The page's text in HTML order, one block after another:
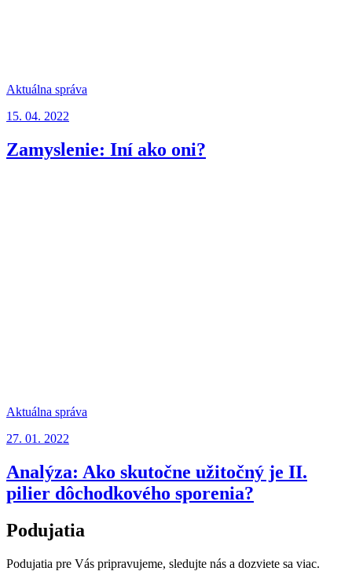
Aktuálna správa
15. 04. 2022
Zamyslenie: Iní ako oni?
Aktuálna správa
27. 01. 2022
Analýza: Ako skutočne užitočný je II.
pilier dôchodkového sporenia?
Podujatia
Podujatia pre Vás pripravujeme, sledujte nás a dozviete sa viac.